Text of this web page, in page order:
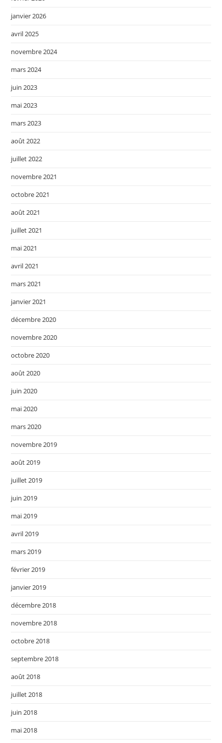
janvier 2026
avril 2025
novembre 2024
mars 2024
juin 2023
mai 2023
mars 2023
août 2022
juillet 2022
novembre 2021
octobre 2021
août 2021
juillet 2021
mai 2021
avril 2021
mars 2021
janvier 2021
décembre 2020
novembre 2020
octobre 2020
août 2020
juin 2020
mai 2020
mars 2020
novembre 2019
août 2019
juillet 2019
juin 2019
mai 2019
avril 2019
mars 2019
février 2019
janvier 2019
décembre 2018
novembre 2018
octobre 2018
septembre 2018
août 2018
juillet 2018
juin 2018
mai 2018